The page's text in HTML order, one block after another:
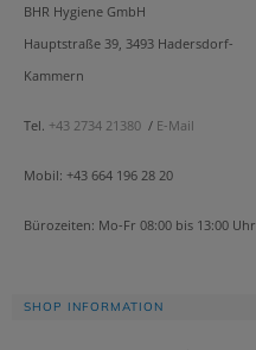
BHR Hygiene GmbH
Hauptstraße 39, 3493 Hadersdorf-
Kammern
Tel. +43 2734 21380 / E-Mail
Mobil: +43 664 196 28 20
Bürozeiten: Mo-Fr 08:00 bis 13:00 Uhr
SHOP INFORMATION